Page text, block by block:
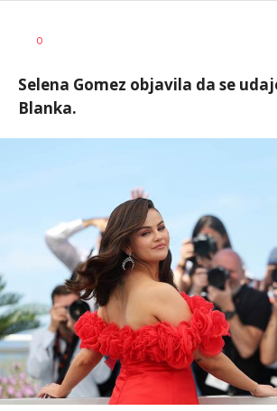
AUTOR
0
Selena Gomez objavila da se
Blanka.